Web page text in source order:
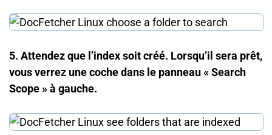
5. Attendez que l’index soit créé. Lorsqu’il sera prêt,
vous verrez une coche dans le panneau « Search
Scope » à gauche.